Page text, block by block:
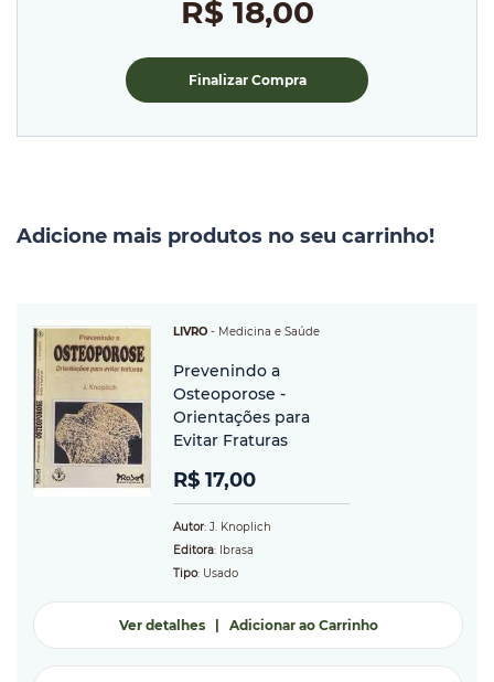
R$ 18,00
Finalizar Compra
Adicione mais produtos no seu carrinho!
LIVRO - Medicina e Saúde
Prevenindo a
Osteoporose -
Orientações para
Evitar Fraturas
R$ 17,00
Autor: J. Knoplich
Editora: Ibrasa
Tipo: Usado
Ver detalhes| Adicionar ao Carrinho